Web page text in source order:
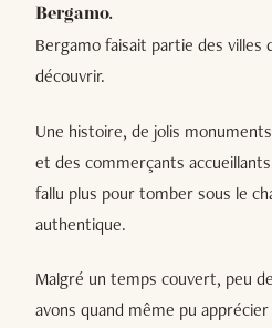
Bergamo.
Bergamo faisait partie des villes
découvrir.
Une histoire, de jolis
et des commerçants
fallu plus pour tomber sous le
authentique.
Malgré un temps couvert, peu
avons quand même pu